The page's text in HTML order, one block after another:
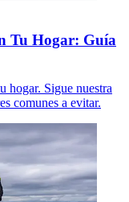
Tu Hogar: Guía
hogar. Sigue nuestra
comunes a evitar.